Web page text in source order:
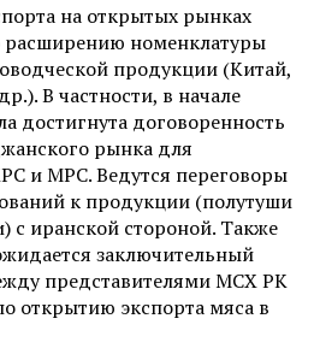
на открытых рынках
расширению номенклатуры
продукции (Китай,
В частности, в начале
достигнута договоренность
рынка для
и МРС. Ведутся переговоры
к продукции (полутуши
с иранской стороной. Также
заключительный
представителями МСХ РК
открытию экспорта мяса в